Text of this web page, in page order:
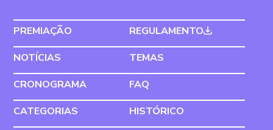
PREMIAÇÃO
REGULAMENTO
NOTÍCIAS
TEMAS
CRONOGRAMA
FAQ
CATEGORIAS
HISTÓRICO